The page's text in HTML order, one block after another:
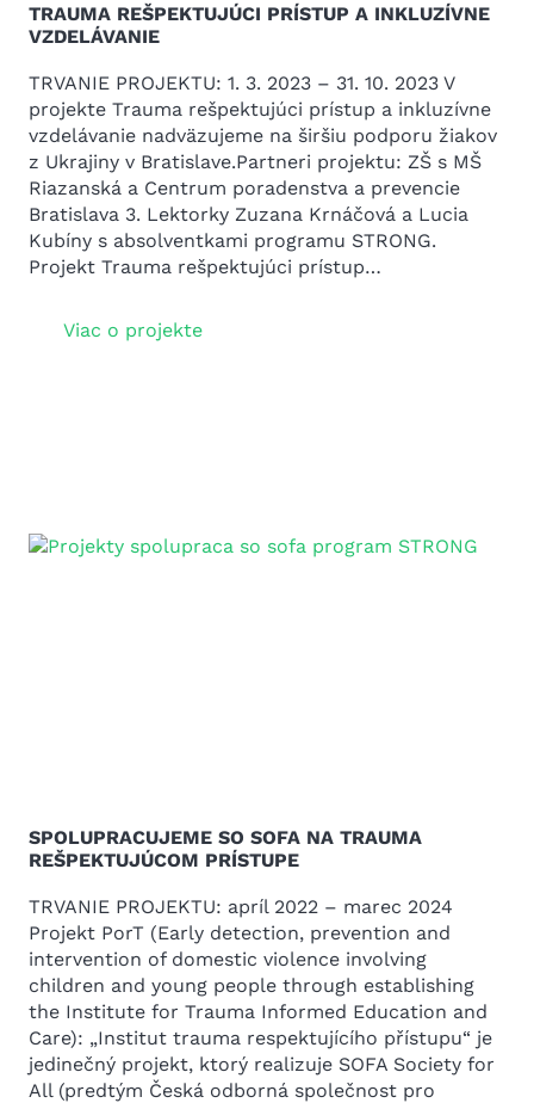
TRAUMA REŠPEKTUJÚCI PRÍSTUP A INKLUZÍVNE
VZDELÁVANIE
TRVANIE PROJEKTU: 1. 3. 2023 – 31. 10. 2023 V
projekte Trauma rešpektujúci prístup a inkluzívne
vzdelávanie nadväzujeme na širšiu podporu žiakov
z Ukrajiny v Bratislave.Partneri projektu: ZŠ s MŠ
Riazanská a Centrum poradenstva a prevencie
Bratislava 3. Lektorky Zuzana Krnáčová a Lucia
Kubíny s absolventkami programu STRONG.
Projekt Trauma rešpektujúci prístup…
Viac o projekte
SPOLUPRACUJEME SO SOFA NA TRAUMA
REŠPEKTUJÚCOM PRÍSTUPE
TRVANIE PROJEKTU: apríl 2022 – marec 2024
Projekt PorT (Early detection, prevention and
intervention of domestic violence involving
children and young people through establishing
the Institute for Trauma Informed Education and
Care): „Institut trauma respektujícího přístupu“ je
jedinečný projekt, ktorý realizuje SOFA Society for
All (predtým Česká odborná společnost pro